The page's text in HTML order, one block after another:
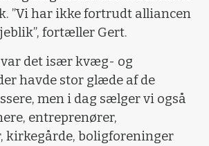
”Vi har ikke fortrudt alliancen
fortæller Gert.
det især kvæg- og
havde stor glæde af de
men i dag sælger vi også
entreprenører,
kirkegårde, boligforeninger